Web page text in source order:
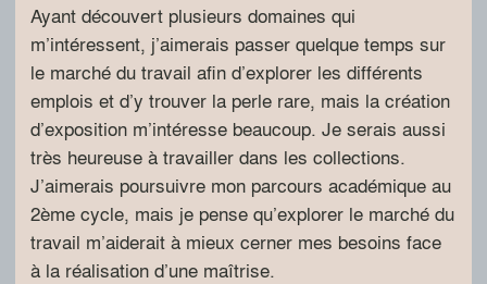
Ayant découvert plusieurs domaines qui
m’intéressent, j’aimerais passer quelque temps sur
le marché du travail afin d’explorer les différents
emplois et d’y trouver la perle rare, mais la création
d’exposition m’intéresse beaucoup. Je serais aussi
très heureuse à travailler dans les collections.
J’aimerais poursuivre mon parcours académique au
2ème cycle, mais je pense qu’explorer le marché du
travail m’aiderait à mieux cerner mes besoins face
à la réalisation d’une maîtrise.